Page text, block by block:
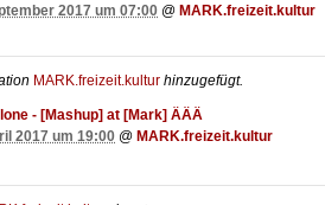
2017 um 07:00 @ MARK.freizeit.kultur
MARK.freizeit.kultur hinzugefügt.
- [Mashup] at [Mark] ÄÄÄ
2017 um 19:00 @ MARK.freizeit.kultur